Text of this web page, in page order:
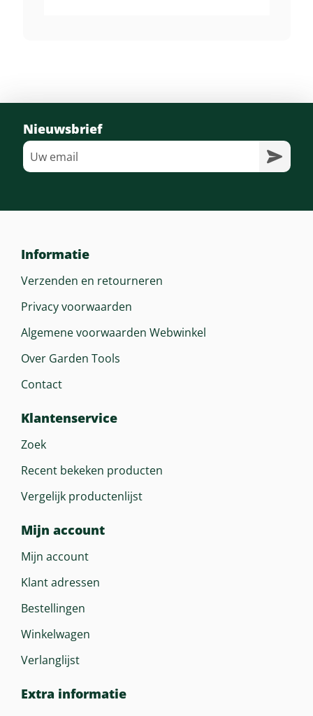
Inhoud Brandstoftank
0,75 Liter
Dubbel Draagriem
Nieuwsbrief
Informatie
Verzenden en retourneren
Privacy voorwaarden
Algemene voorwaarden Webwinkel
Over Garden Tools
Contact
Klantenservice
Zoek
Recent bekeken producten
Vergelijk productenlijst
Mijn account
Mijn account
Klant adressen
Bestellingen
Winkelwagen
Verlanglijst
Extra informatie